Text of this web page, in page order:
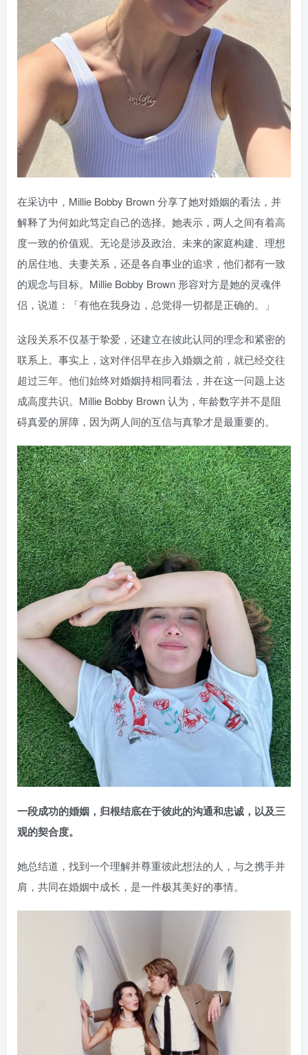
在采访中，Millie Bobby Brown 分享了她对婚姻的看法，并
解释了为何如此笃定自己的选择。她表示，两人之间有着高
度一致的价值观。无论是涉及政治、未来的家庭构建、理想
的居住地、夫妻关系，还是各自事业的追求，他们都有一致
的观念与目标。Millie Bobby Brown 形容对方是她的灵魂伴
侣，说道：「有他在我身边，总觉得一切都是正确的。」
这段关系不仅基于挚爱，还建立在彼此认同的理念和紧密的
联系上。事实上，这对伴侣早在步入婚姻之前，就已经交往
超过三年。他们始终对婚姻持相同看法，并在这一问题上达
成高度共识。Millie Bobby Brown 认为，年龄数字并不是阻
碍真爱的屏障，因为两人间的互信与真挚才是最重要的。
一段成功的婚姻，归根结底在于彼此的沟通和忠诚，以及三
观的契合度。
她总结道，找到一个理解并尊重彼此想法的人，与之携手并
肩，共同在婚姻中成长，是一件极其美好的事情。